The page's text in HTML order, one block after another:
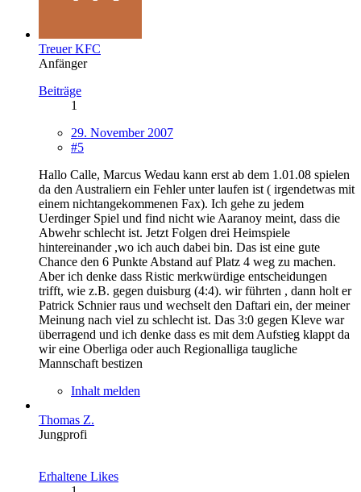
Treuer KFC
Anfänger
Beiträge
1
29. November 2007
#5
Hallo Calle, Marcus Wedau kann erst ab dem 1.01.08 spielen
da den Australiern ein Fehler unter laufen ist ( irgendetwas mit
einem nichtangekommenen Fax). Ich gehe zu jedem
Uerdinger Spiel und find nicht wie Aaranoy meint, dass die
Abwehr schlecht ist. Jetzt Folgen drei Heimspiele
hintereinander ,wo ich auch dabei bin. Das ist eine gute
Chance den 6 Punkte Abstand auf Platz 4 weg zu machen.
Aber ich denke dass Ristic merkwürdige entscheidungen
trifft, wie z.B. gegen duisburg (4:4). wir führten , dann holt er
Patrick Schnier raus und wechselt den Daftari ein, der meiner
Meinung nach viel zu schlecht ist. Das 3:0 gegen Kleve war
überragend und ich denke dass es mit dem Aufstieg klappt da
wir eine Oberliga oder auch Regionalliga taugliche
Mannschaft bestizen
Inhalt melden
Thomas Z.
Jungprofi
Erhaltene Likes